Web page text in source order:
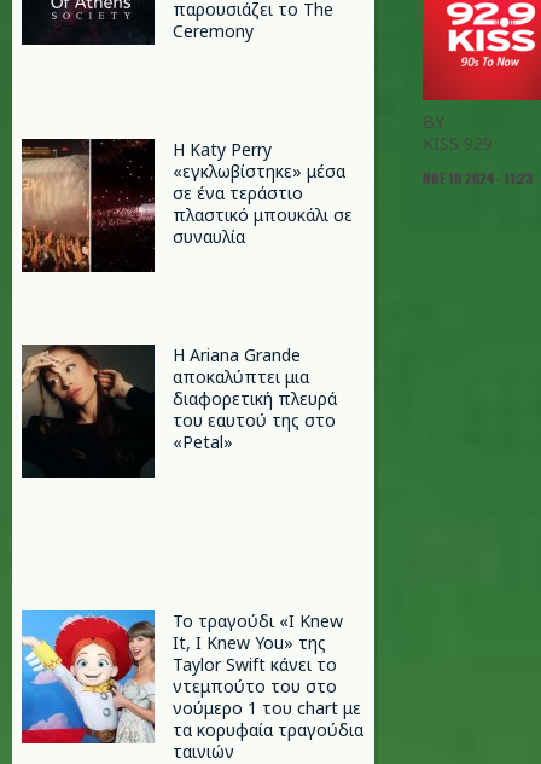
παρουσιάζει το The
Ceremony
H Katy Perry
«εγκλωβίστηκε» μέσα
σε ένα τεράστιο
πλαστικό μπουκάλι σε
συναυλία
Η Ariana Grande
αποκαλύπτει μια
διαφορετική πλευρά
του εαυτού της στο
«Petal»
Το τραγούδι «I Knew
It, I Knew You» της
Taylor Swift κάνει το
ντεμπούτο του στο
νούμερο 1 του chart με
τα κορυφαία τραγούδια
ταινιών
BY
KISS 929
ΝΟΕ 19 2024 - 11:23